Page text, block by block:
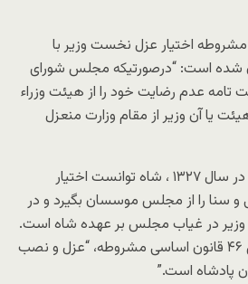
مشروطه اختیار عزل نخست وزیر با
است: “درصورتیکه مجلس شورای
تامه عدم رضایت خود را از هیئت وزراء
یا آن وزیر از مقام وزارت منعزل
و پس از ترور ناموفق شاه در سال ۱۳۲۷ ، شاه توانست اختیار
سنا را از مجلس موسسان بگیرد و در
در غیاب مجلس بر عهده شاه است.
و همچنین بر اساس اصل ۴۶ قانون اساسی مشروطه، “عزل و نصب
پادشاه است.”